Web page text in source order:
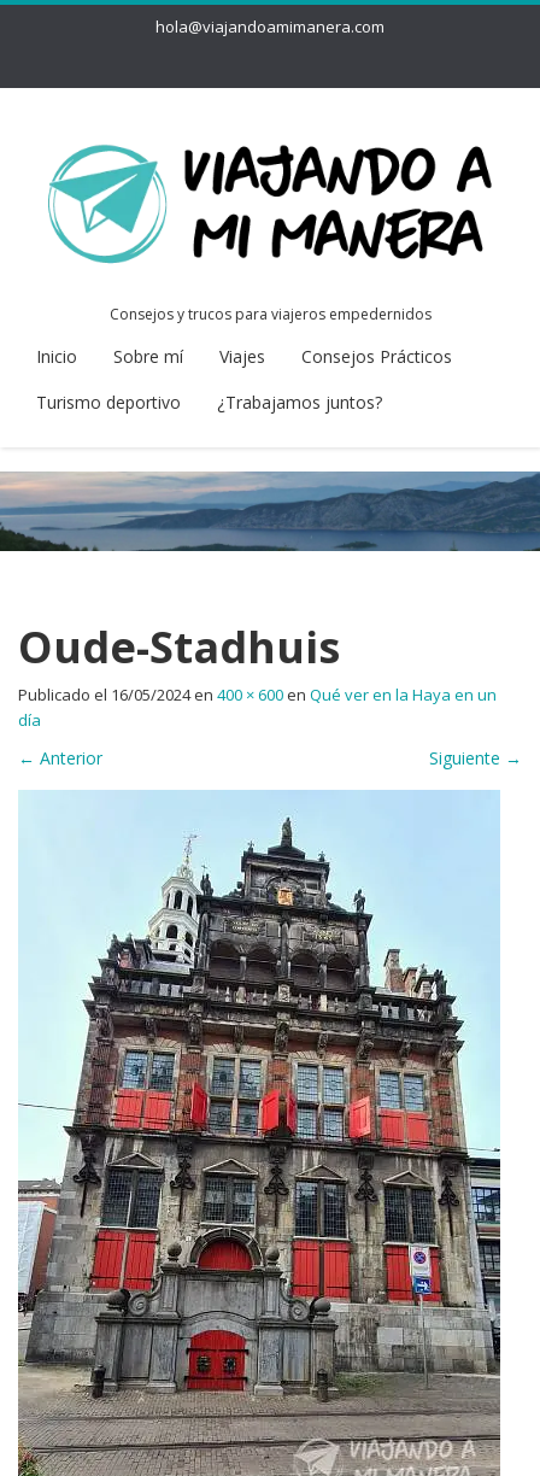
hola@viajandoamimanera.com
Consejos y trucos para viajeros empedernidos
Inicio Sobre mí Viajes
Consejos Prácticos
Turismo deportivo
¿Trabajamos juntos?
Oude-Stadhuis
Publicado el 16/05/2024en 400 × 600en Qué ver en la Haya en un
día
← Anterior Siguiente →